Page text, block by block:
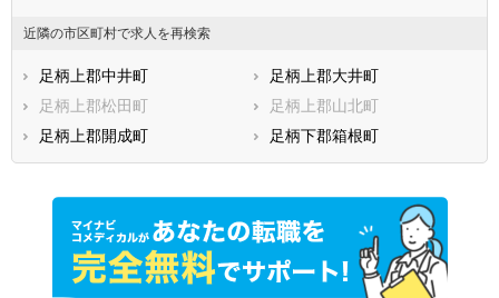
近隣の市区町村で求人を再検索
足柄上郡中井町
足柄上郡大井町
足柄上郡松田町
足柄上郡山北町
足柄上郡開成町
足柄下郡箱根町